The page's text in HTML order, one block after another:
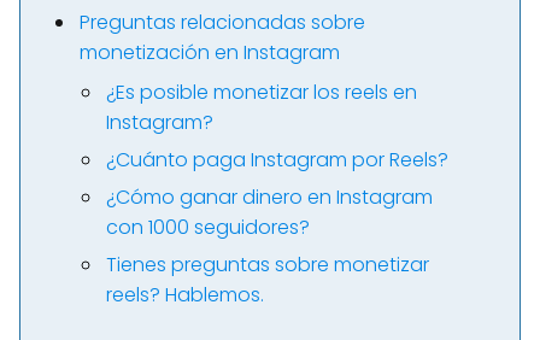
Preguntas relacionadas sobre
monetización en Instagram
¿Es posible monetizar los reels en
Instagram?
¿Cuánto paga Instagram por Reels?
¿Cómo ganar dinero en Instagram
con 1000 seguidores?
Tienes preguntas sobre monetizar
reels? Hablemos.